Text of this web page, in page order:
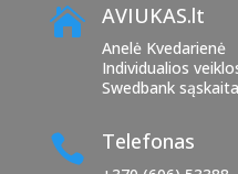
 AVIUKAS.lt
Anelė Kvedarienė
Individualios
Swedbank
 Telefonas